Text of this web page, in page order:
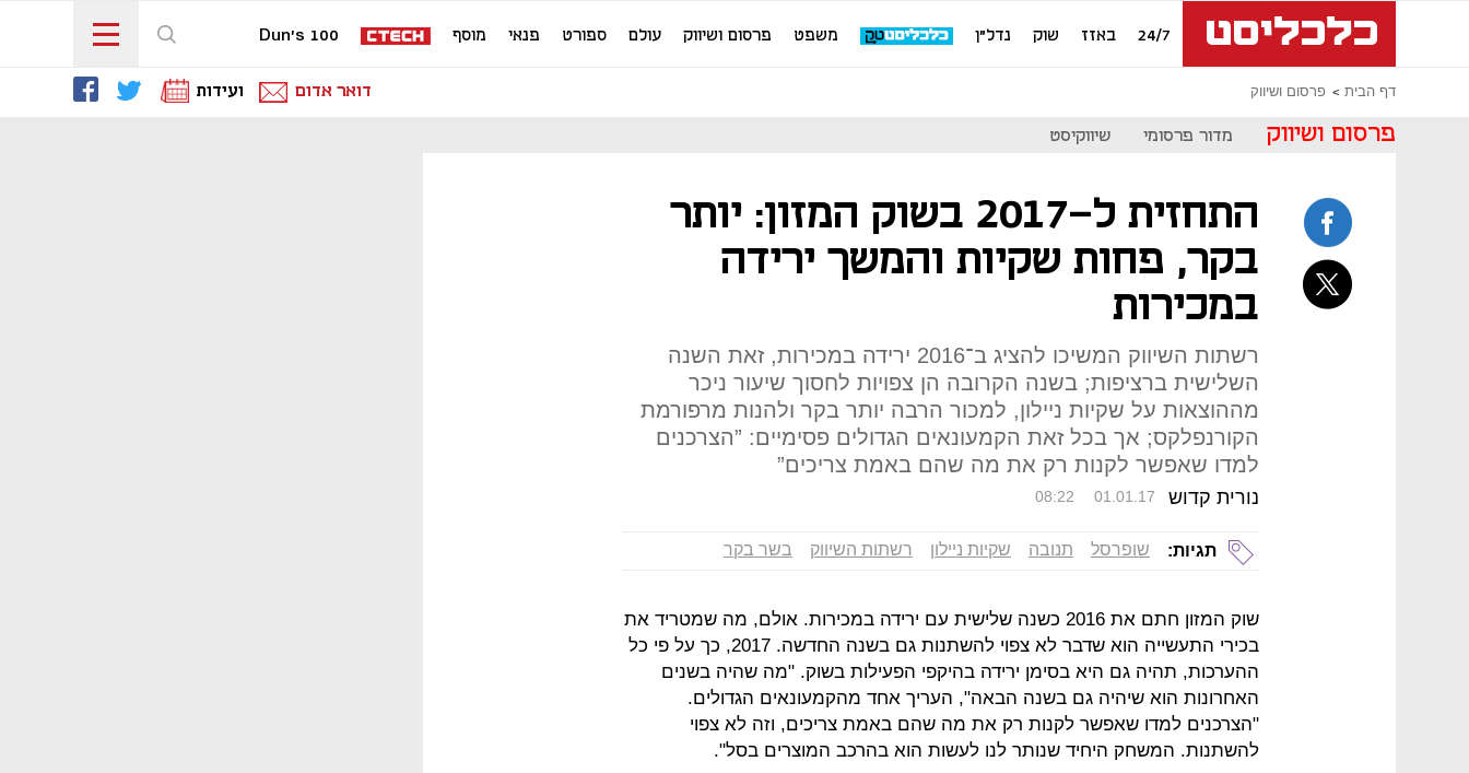
24/7 באזז שוק נדל"ן משפט פרסום ושיווק עולם ספורט פנאי מוסף Dun's 100
דף הבית פרסום ושיווק דואר אדום ועידות
פרסום ושיווק מדור פרסומי שיווקיסט
התחזית ל-2017 בשוק המזון: יותר
בקר, פחות שקיות והמשך ירידה
במכירות
רשתות השיווק המשיכו להציג ב־2016 ירידה במכירות, זאת השנה
השלישית ברציפות; בשנה הקרובה הן צפויות לחסוך שיעור ניכר
מההוצאות על שקיות ניילון, למכור הרבה יותר בקר ולהנות מרפורמת
הקורנפלקס; אך בכל זאת הקמעונאים הגדולים פסימיים: ”הצרכנים
למדו שאפשר לקנות רק את מה שהם באמת צריכים”
נורית קדוש 08:22 01.01.17
תגיות: שופרסל תנובה שקיות ניילון רשתות השיווק בשר בקר
שוק המזון חתם את 2016 כשנה שלישית עם ירידה במכירות. אולם, מה שמטריד את
בכירי התעשייה הוא שדבר לא צפוי להשתנות גם בשנה החדשה. 2017, כך על פי כל
ההערכות, תהיה גם היא בסימן ירידה בהיקפי הפעילות בשוק. "מה שהיה בשנים
האחרונות הוא שיהיה גם בשנה הבאה", העריך אחד מהקמעונאים הגדולים.
"הצרכנים למדו שאפשר לקנות רק את מה שהם באמת צריכים, וזה לא צפוי
להשתנות. המשחק היחיד שנותר לנו לעשות הוא בהרכב המוצרים בסל".